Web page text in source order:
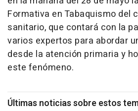
Formativa en Tabaquismo del
sanitario, que contará con la
varios expertos para abordar
desde la atención primaria y
este fenómeno.
Últimas noticias sobre estos